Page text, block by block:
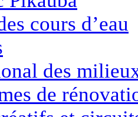
cours d’eau
des
de